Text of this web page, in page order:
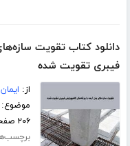
دانلود کتاب تقویت
فیبری تقویت شده
از:
۲۰۶ صفحه